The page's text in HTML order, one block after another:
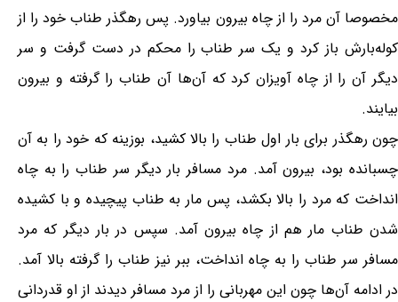
مخصوصا آن مرد را از چاه بیرون بیاورد. پس رهگذر طناب خود را از
کوله‌بارش باز کرد و یک سر طناب را محکم در دست گرفت و سر
دیگر آن را از چاه آویزان کرد که آن‌ها آن طناب را گرفته و بیرون
بیایند.
چون رهگذر برای بار اول طناب را بالا کشید، بوزینه که خود را به آن
چسبانده بود، بیرون آمد. مرد مسافر بار دیگر سر طناب را به چاه
انداخت که مرد را بالا بکشد، پس مار به طناب پیچیده و با کشیده
شدن طناب مار هم از چاه بیرون آمد. سپس در بار دیگر که مرد
مسافر سر طناب را به چاه انداخت، ببر نیز طناب را گرفته بالا آمد.
در ادامه آن‌ها چون این مهربانی را از مرد مسافر دیدند از او قدردانی